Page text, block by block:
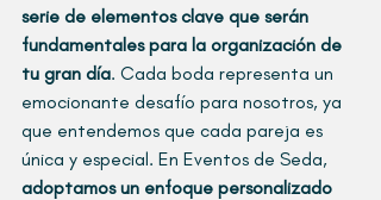
serie de elementos clave que serán
fundamentales para la organización de
tu gran día. Cada boda representa un
emocionante desafío para nosotros, ya
que entendemos que cada pareja es
única y especial. En Eventos de Seda,
adoptamos un enfoque personalizado